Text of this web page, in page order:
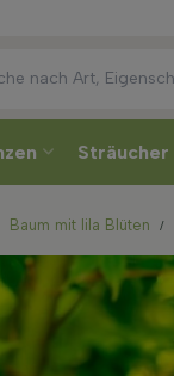
Sträucher
Baum mit lila Blüten